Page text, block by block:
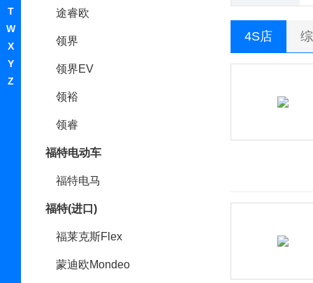
T
W
X
Y
Z
途睿欧
领界
领界EV
领裕
领睿
福特电动车
福特电马
福特(进口)
福莱克斯Flex
蒙迪欧Mondeo
4S店